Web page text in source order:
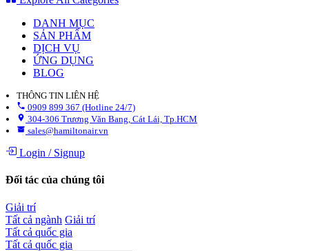
DANH MỤC
SẢN PHẨM
DỊCH VỤ
ỨNG DỤNG
BLOG
THÔNG TIN LIÊN HỆ
0909 899 367 (Hotline 24/7)
304-306 Trương Văn Bang, Cát Lái, Tp.HCM
sales@hamiltonair.vn
Login /Signup
Đối tác của chúng tôi
Giải trí
Tất cả ngành Giải trí
Tất cả quốc gia
Tất cả quốc gia